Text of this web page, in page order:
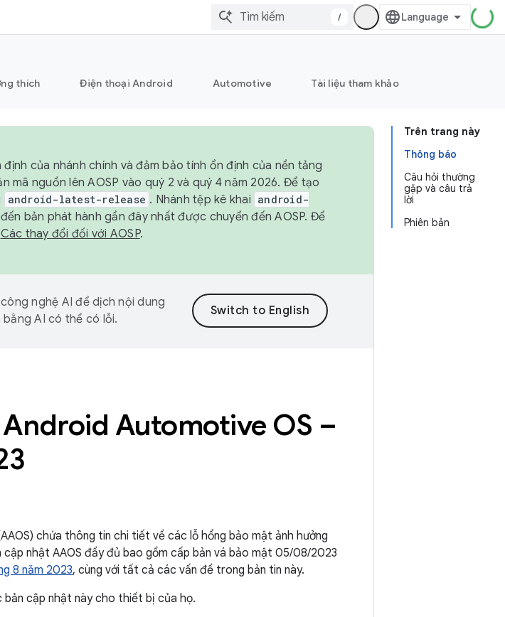
/
thích Điện thoại Android Automotive Tài liệu tham khảo
Trên trang này
Thông báo
Câu hỏi thường
gặp và câu trả
lời
Phiên bản
của nhánh chính và đảm bảo tính ổn định của nền tảng
mã nguồn lên AOSP vào quý 2 và quý 4 năm 2026. Để tạo
android-latest-release . Nhánh tệp kê khai android-
bản phát hành gần đây nhất được chuyển đến AOSP. Để
Các thay đổi đối với AOSP.
nghệ AI để dịch nội dung
AI có thể có lỗi.
Automotive OS –
chứa thông tin chi tiết về các lỗ hổng bảo mật ảnh hưởng
nhật AAOS đầy đủ bao gồm cấp bản vá bảo mật 05/08/2023
8 năm 2023, cùng với tất cả các vấn đề trong bản tin này.
bản cập nhật này cho thiết bị của họ.